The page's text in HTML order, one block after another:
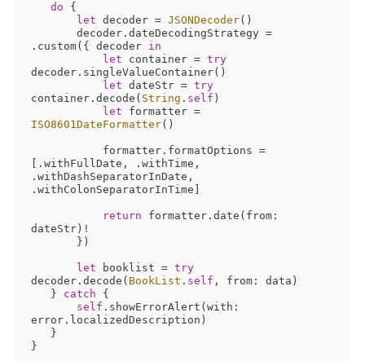
do {
let decoder = JSONDecoder()
       decoder.dateDecodingStrategy
=
.custom({ decoder in
let container = try
decoder.singleValueContainer()
let dateStr = try
container.decode( String . self )
let formatter =
ISO8601DateFormatter()
           formatter.formatOptions
=
[.withFullDate, .withTime,
.withDashSeparatorInDate,
.withColonSeparatorInTime]
return formatter.date(from:
dateStr) !
let booklist = try
decoder.decode( BookList . self , from: data)
   }
catch {
self .showErrorAlert(with:
error.localizedDescription)
}